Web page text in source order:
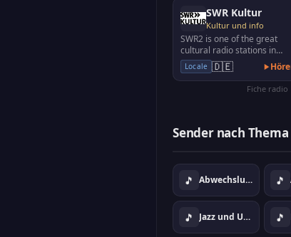
SWR Kultur
Kultur und info
SWR2 is one of the great
cultural radio stations in
Germany with exciting
science programs, polit…
Locale 🇩🇪
Fiche
Sender nach Thema
🎵 Abwechslungsreiche Musik 🎵
🎵 Jazz und Umgebung 🎵